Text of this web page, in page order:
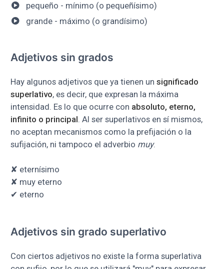
pequeño - mínimo (o pequeñísimo)
grande - máximo (o grandísimo)
Adjetivos sin grados
Hay algunos adjetivos que ya tienen un significado
superlativo, es decir, que expresan la máxima
intensidad. Es lo que ocurre con absoluto, eterno,
infinito o principal. Al ser superlativos en sí mismos,
no aceptan mecanismos como la prefijación o la
sufijación, ni tampoco el adverbio muy.
✘ eternísimo
✘ muy eterno
✔ eterno
Adjetivos sin grado superlativo
Con ciertos adjetivos no existe la forma superlativa